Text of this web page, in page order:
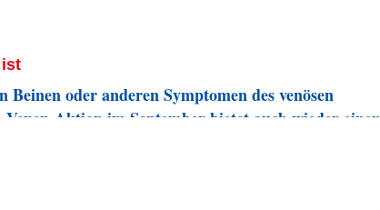
ist
oder anderen Symptomen des venösen
Aktion im September bietet auch wieder einen